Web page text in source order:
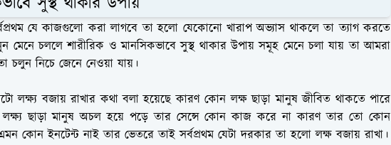
যে কাজগুলো করা লাগবে তা হলো যেকোনো খারাপ অভ্যাস থাকলে তা ত্যাগ করতে
চললে শারীরিক ও মানসিকভাবে সুস্থ থাকার উপায় সমূহ মেনে চলা যায় তা আমরা
চলুন নিচে জেনে নেওয়া যায়।
লক্ষ্য বজায় রাখার কথা বলা হয়েছে কারণ কোন লক্ষ ছাড়া মানুষ জীবিত থাকতে পারে
ছাড়া মানুষ অচল হয়ে পড়ে তার সেন্সে কোন কাজ করে না কারণ তার তো কোন
কোন ইনটেন্ট নাই তার ভেতরে তাই সর্বপ্রথম যেটা দরকার তা হলো লক্ষ বজায় রাখা।